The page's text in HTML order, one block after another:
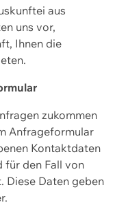
aus
uns vor,
Ihnen die
zukommen
Anfrageformular
Kontaktdaten
für den Fall von
Diese Daten geben